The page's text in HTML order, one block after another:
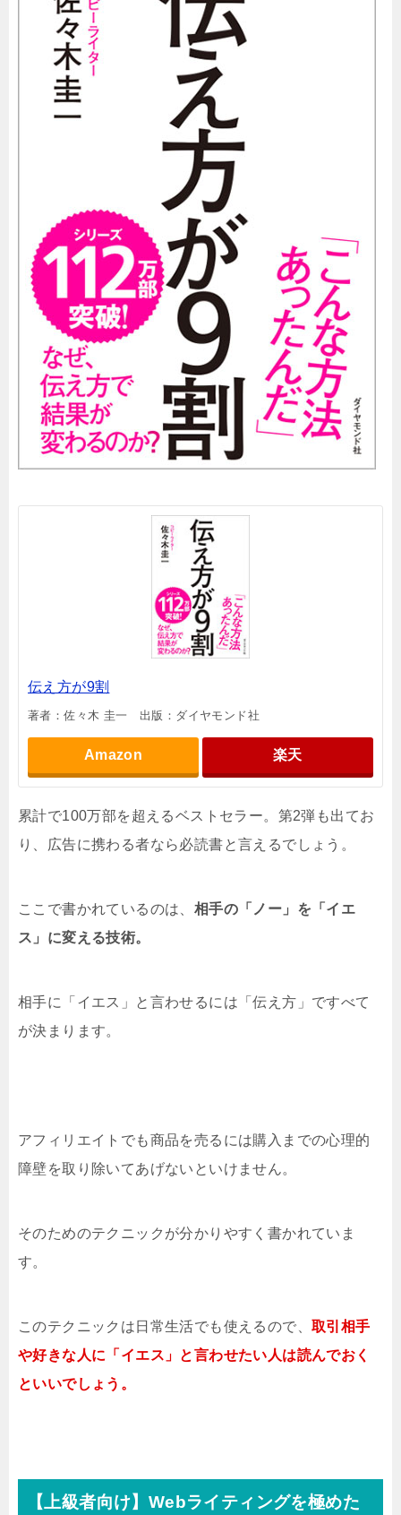
伝え方が9割
著者：佐々木 圭一 出版：ダイヤモンド社
Amazon 楽天
累計で100万部を超えるベストセラー。第2弾も出てお
り、広告に携わる者なら必読書と言えるでしょう。
ここで書かれているのは、 相手の「ノー」を「イエ
ス」に変える技術。
相手に「イエス」と言わせるには「伝え方」ですべて
が決まります。
アフィリエイトでも商品を売るには購入までの心理的
障壁を取り除いてあげないといけません。
そのためのテクニックが分かりやすく書かれていま
す。
このテクニックは日常生活でも使えるので、 取引相手
や好きな人に「イエス」と言わせたい人は読んでおく
といいでしょう。
【上級者向け】Webライティングを極めた